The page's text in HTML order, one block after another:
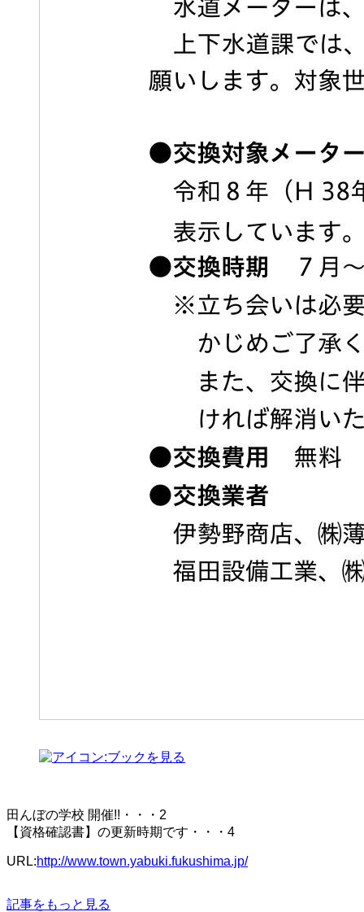
田んぼの学校 開催!!・・・2
【資格確認書】の更新時期です・・・4
URL:http://www.town.yabuki.fukushima.jp/
記事をもっと見る